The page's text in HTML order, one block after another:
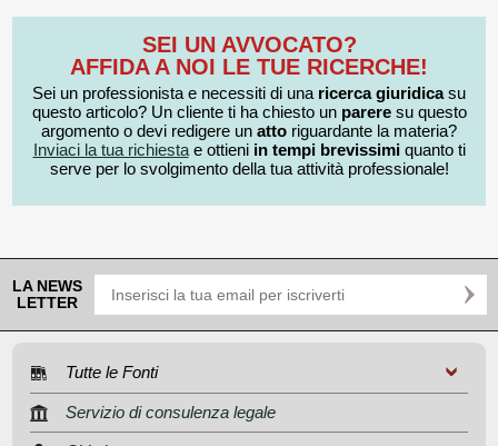
SEI UN AVVOCATO?
AFFIDA A NOI LE TUE RICERCHE!
Sei un professionista e necessiti di una ricerca giuridicasu
questo articolo? Un cliente ti ha chiesto un pareresu questo
argomento o devi redigere un atto riguardante la materia?
Inviaci la tua richiestae ottieni in tempi brevissimiquanto ti
serve per lo svolgimento della tua attività professionale!
LA NEWS
LETTER
Tutte le Fonti
Servizio di consulenza legale